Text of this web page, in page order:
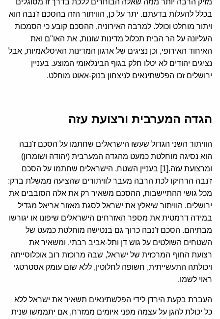
מזיק הרבה יותר ממה שאלה הבוחרים ללכת בדרך זו מסוגלים
בכלל להעלות בדעתם. יתר על כן, הוויתור הזה בהסכם ז'נבה הוא
ויתור מוחלט וכולל. למרבה האירוניה, ההסכם קובע כי הסמכות
העליונה על הר הבית תכלול מדינות שונות, את האו"ם ואת
האיחוד האירופי, וכן נציגים של ארגון המדינות האיסלאמיות, אבל
נציגים יהודים לא יטלו חלק בגוף הבינלאומי המוצע. בעניין
ירושלים זכו הפלשתינאים לניצחון בנוק-אאוט מוחלט.
הגדה המערבית ורצועת עזה
הוויתור השני הגדול שעשו הישראלים שחתמו על הסכם ז'נבה
הוא נסיגה מוחלטת כמעט מהגדה המערבית (יהודה ושומרון)
ומרצועת עזה.[1] בעניין השטח, הישראלים שחתמו על הסכם
ז'נבה הרחיקו לכת הרבה מעבר לוויתורים שהציעה ממשלת ברק:
מכל גושי ההתיישבות, ההסכם משאיר רק את אלה הסובבים את
ירושלים. הוויתור שיאלץ את ישראל לסגת מאזור אריאל מגדיל
במידה דרמטית את מספר האזרחים הישראלים שיפונו או יגורשו
מבתיהם. הסכם ז'נבה כרוך גם בנטישה מוחלטת כמעט של
השטחים השולטים על גוש דן ותל-אביב רבתי, ומשאיר את
רצועת החוף המרכזית של ישראל, שבה מרוכזת רוב אוכלוסייתה
ויכולתה התעשייתית, חשופה לחלוטין, ללא שום עומק אסטרטגי
ראוי לשמו.
העברת בקעת הירדן לידי הפלשתינאים תשאיר את ישראל ללא
כל יכולת להגן על עצמה מפני איומים ממזרח, אם יתממשו שנית